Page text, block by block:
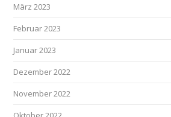
März 2023
Februar 2023
Januar 2023
Dezember 2022
November 2022